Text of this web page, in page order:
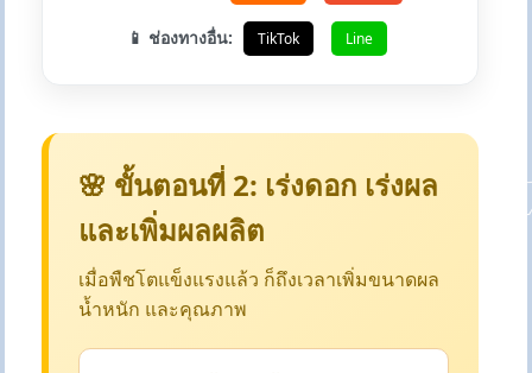
📱 ช่องทางอื่น: TikTok Line
🌸 ขั้นตอนที่ 2: เร่งดอก เร่งผล
และเพิ่มผลผลิต
เมื่อพืชโตแข็งแรงแล้ว ก็ถึงเวลาเพิ่มขนาดผล
น้ำหนัก และคุณภาพ